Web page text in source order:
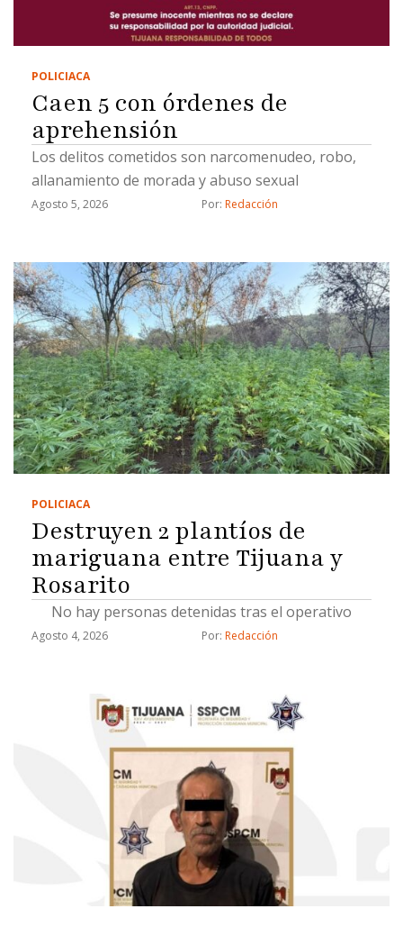
POLICIACA
Caen 5 con órdenes de
aprehensión
Los delitos cometidos son narcomenudeo, robo,
allanamiento de morada y abuso sexual
Agosto 5, 2026 Por: Redacción
POLICIACA
Destruyen 2 plantíos de
mariguana entre Tijuana y
Rosarito
No hay personas detenidas tras el operativo
Agosto 4, 2026 Por: Redacción